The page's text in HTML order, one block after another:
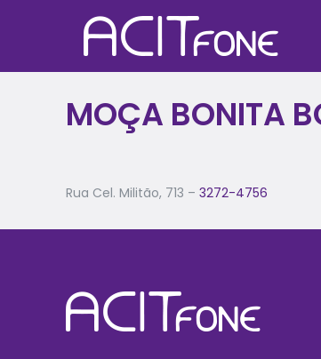
MOÇA BONITA
Rua Cel. Militão, 713 –3272-4756